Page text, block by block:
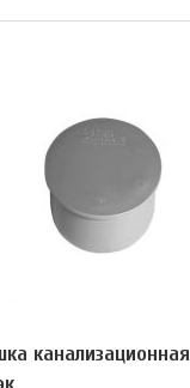
канализационная